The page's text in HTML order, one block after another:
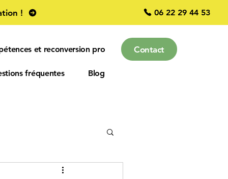
! 06 22 29 44 53
et reconversion pro
fréquentes Blog
Contact